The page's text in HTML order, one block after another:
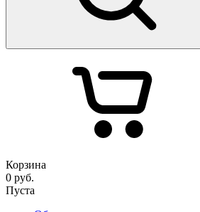
Корзина
0 руб.
Пуста